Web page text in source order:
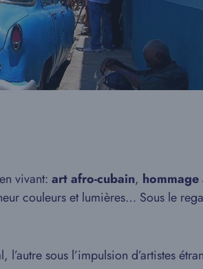
vivant: art afro-cubain,
couleurs et lumières… Sous le
l’autre sous l’impulsion d’artistes